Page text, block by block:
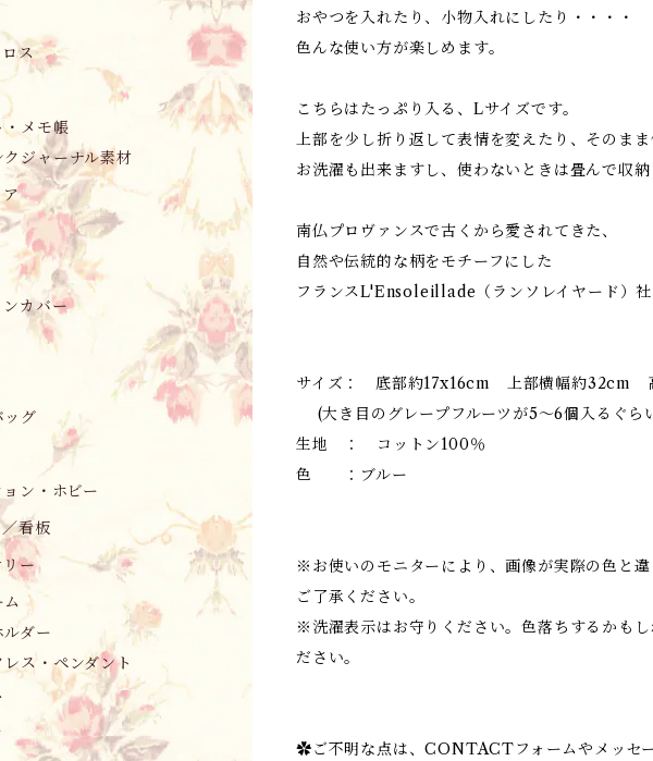
おやつを入れたり、小物入れにしたり・・・・
色んな使い方が楽しめます。
こちらはたっぷり入る、Lサイズです。
上部を少し折り返して表情を変えたり、そのまま
お洗濯も出来ますし、使わないときは畳んで収
南仏プロヴァンスで古くから愛されてきた、
自然や伝統的な柄をモチーフにした
フランスL'Ensoleillade（ランソレイヤード）社
サイズ： 底部約17x16cm 上部横幅約32cm
(大き目のグレープフルーツが5～6個入るぐら
生地 ： コットン100％
色 ：ブルー
※お使いのモニターにより、画像が実際の色と
ご了承ください。
※洗濯表示はお守りください。色落ちするかも
ださい。
✿ご不明な点は、CONTACTフォームやメッセ
ス
・メモ帳
クジャーナル素材
ア
ンカバー
ッグ
ン・ホビー
看板
ー
ム
ダー
レス・ペンダント